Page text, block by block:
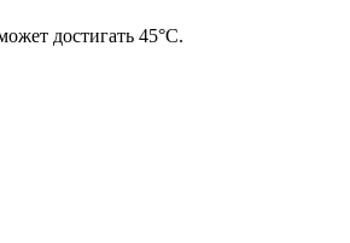
достигать 45°C.